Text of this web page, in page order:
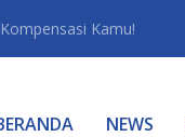
Kamu!
NEWS